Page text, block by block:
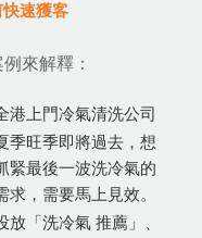
速獲客
來解釋：
港上門冷氣清洗公司
季旺季即將過去，想
緊最後一波洗冷氣的
求，需要馬上見效。
放「洗冷氣 推薦」、